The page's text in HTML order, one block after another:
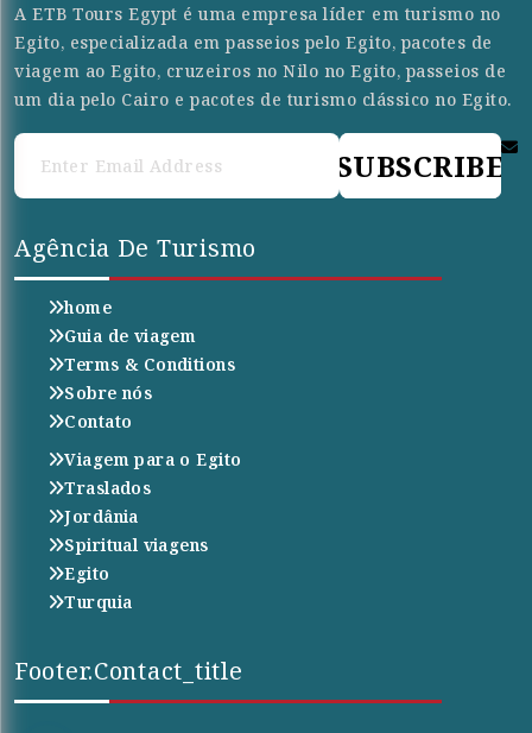
A ETB Tours Egypt é uma empresa líder em turismo no
Egito, especializada em passeios pelo Egito, pacotes de
viagem ao Egito, cruzeiros no Nilo no Egito, passeios de
um dia pelo Cairo e pacotes de turismo clássico no Egito.
SUBSCRIBE
Agência De Turismo
home
Guia de viagem
Terms & Conditions
Sobre nós
Contato
Viagem para o Egito
Traslados
Jordânia
Spiritual viagens
Egito
Turquia
Footer.contact_title